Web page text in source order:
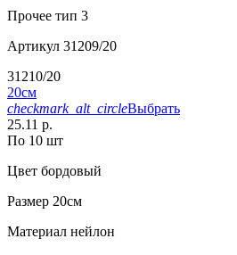
Прочее тип 3
Артикул 31209/20
31210/20
20см
checkmark_alt_circleВыбрать
25.11 р.
По 10 шт
Цвет бордовый
Размер 20см
Материал нейлон